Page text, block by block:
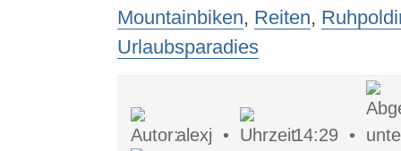
Mountainbiken, Reiten,
Urlaubsparadies
alexj • 14:29 •